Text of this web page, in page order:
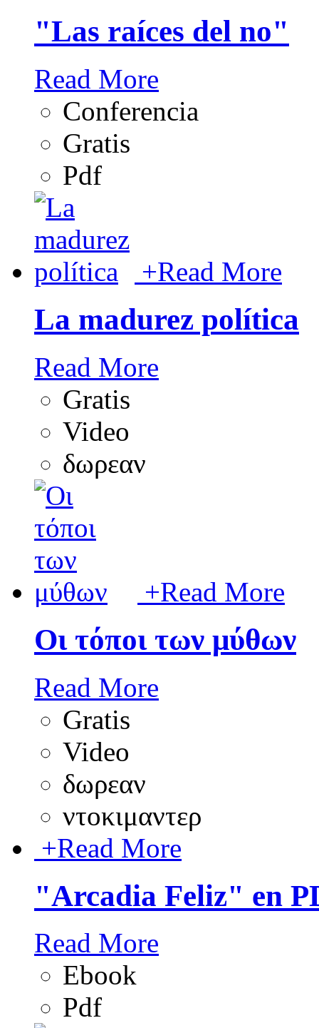
"Las raíces del no"
Read More
Conferencia
Gratis
Pdf
+Read More
La madurez política
Read More
Gratis
Video
δωρεαν
+Read More
Οι τόποι των μύθων
Read More
Gratis
Video
δωρεαν
ντοκιμαντερ
+Read More
"Arcadia Feliz" en
Read More
Ebook
Pdf